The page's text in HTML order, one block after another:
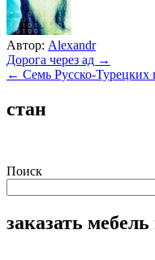
Автор: Alexandr
Навигация
по
записям
Дорога через ад →
← Семь Русско-Турецких
стан
Поиск
заказать мебель